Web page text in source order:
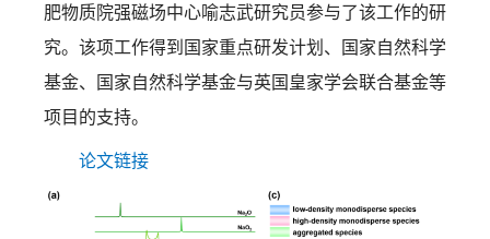
肥物质院强磁场中心喻志武研究员参与了该工作的研
究。该项工作得到国家重点研发计划、国家自然科学
基金、国家自然科学基金与英国皇家学会联合基金等
项目的支持。
论文链接